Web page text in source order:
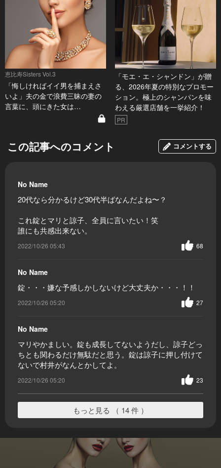
恵比寿Sisters Vol.3
「悔しければイイ男を捕まえさ
いよ」夫の金で浪費三昧の妻の
言葉に、頭にきた女は…
「モエ・エ・シャンドン」が贈
る、2026年夏の特別なプロモー
ション。極上のシャンパンを味
わえる厳選店舗を一挙紹介！
PR
この記事へのコメント コメントする
No Name
20代なら分かるけど30代半ばなんだよね〜？
これ錠とマリと諒子、全員に言いたい！笑
誰にも共感出来ない。
2022/10/26 05:43 68
No Name
錠・・・嫌な予感しかしないけど大丈夫か・・・！！
2022/10/26 05:20 27
No Name
マリやかましい。錠も成長してないようだし、諒子どっ
ちとも関わるだけ無駄だと思う。錠は諒子に押し付けて
ないで村井がなんとかしてよ。
2022/10/26 05:20 23
もっと見る （ 14 件 ）